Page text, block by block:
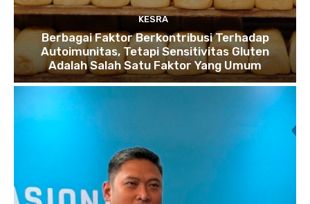
KESRA
Berbagai Faktor Berkontribusi Terhadap
Autoimunitas, Tetapi Sensitivitas Gluten
Adalah Salah Satu Faktor Yang Umum